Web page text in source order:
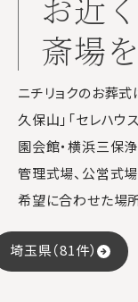
斎場
ニチリョクのお葬式
久保山」「セレハウ
園会館・横浜三保
管理式場、公営式
希望に合わせた場
埼玉県（81件）